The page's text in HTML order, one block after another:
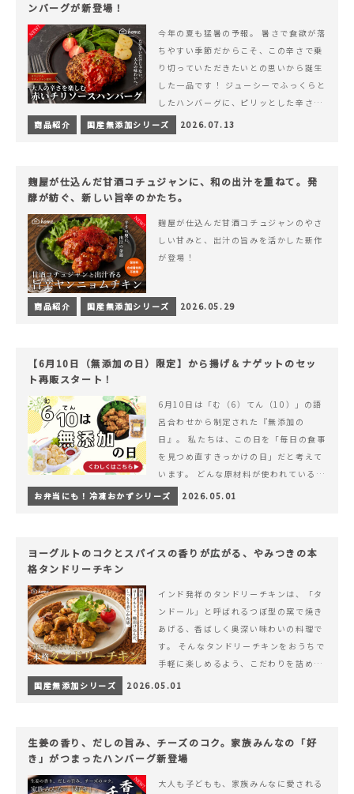
ンバーグが新登場！
今年の夏も猛暑の予報。 暑さで食欲が落
ちやすい季節だからこそ、この辛さで乗
り切っていただきたいとの思いから誕生
した一品です！ ジューシーでふっくらと
したハンバーグに、ピリッとした辛さと
コク深い旨みが楽しめる特製チリソース
&hellip; 続きを読む ピリッと刺激のあ
商品紹介 国産無添加シリーズ 2026.07.13
麹屋が仕込んだ甘酒コチュジャンに、和の出汁を重ねて。発
酵が紡ぐ、新しい旨辛のかたち。
麹屋が仕込んだ甘酒コチュジャンのやさ
しい甘みと、出汁の旨みを活かした新作
が登場！
商品紹介 国産無添加シリーズ 2026.05.29
【6月10日（無添加の日）限定】から揚げ＆ナゲットのセッ
ト再販スタート！
6月10日は「む（6）てん（10）」の語
呂合わせから制定された『無添加の
日』。 私たちは、この日を「毎日の食事
を見つめ直すきっかけの日」だと考えて
います。 どんな原材料が使われているの
か。 どのようにつくられているのか。&
hellip; 続きを読む 【6月10日（無添加
お弁当にも！冷凍おかずシリーズ 2026.05.01
ヨーグルトのコクとスパイスの香りが広がる、やみつきの本
格タンドリーチキン
インド発祥のタンドリーチキンは、「タ
ンドール」と呼ばれるつぼ型の窯で焼き
あげる、香ばしく奥深い味わいの料理で
す。 そんなタンドリーチキンをおうちで
手軽に楽しめるよう、こだわりを詰め込
んで仕上げました。 様々なシーンでお召
国産無添加シリーズ 2026.05.01
生姜の香り、だしの旨み、チーズのコク。家族みんなの「好
き」がつまったハンバーグ新登場
大人も子どもも、家族みんなに愛される